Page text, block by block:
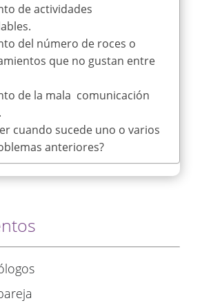
de actividades
del número de roces o
que no gustan entre
de la mala comunicación
cuando sucede uno o varios
anteriores?